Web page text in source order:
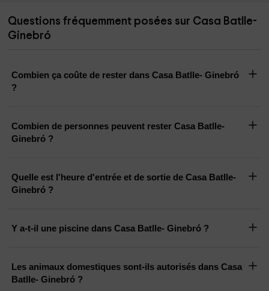
Questions fréquemment posées sur Casa Batlle-
Ginebró
Combien ça coûte de rester dans Casa Batlle- Ginebró
?
Combien de personnes peuvent rester Casa Batlle-
Ginebró ?
Quelle est l'heure d'entrée et de sortie de Casa Batlle-
Ginebró ?
Y a-t-il une piscine dans Casa Batlle- Ginebró ?
Les animaux domestiques sont-ils autorisés dans Casa
Batlle- Ginebró ?